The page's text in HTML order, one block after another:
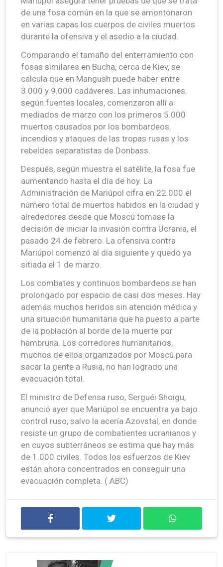
de una fosa común en la que se amontonaron
en varias capas los cuerpos de civiles muertos
durante la ofensiva y el asedio a la ciudad.
Comparando el tamaño del enterramiento con
fosas similares en Bucha, cerca de Kiev, se
calcula que en Mangush puede haber entre
3.000 y 9.000 cadáveres. Las inhumaciones,
según fuentes locales, comenzaron allí a
mediados de marzo con los primeros 5.000
muertos causados por los bombardeos,
incendios y ataques de las tropas rusas y los
rebeldes separatistas de Donbass.
Después, según muestra el satélite, la fosa fue
aumentando hasta el día de hoy. La
Administración de Mariúpol cifra en 22.000 el
número total de muertos habidos en la ciudad y
alrededores desde que Moscú tomase la
decisión de iniciar la invasión contra Ucrania, el
pasado 24 de febrero. La ofensiva contra
Mariúpol comenzó al día siguiente y quedó ya
sitiada el 1 de marzo.
Los combates y continuos bombardeos se han
prolongado por espacio de casi dos meses. Hay
además muchos heridos sin atención médica y
una situación humanitaria que ha puesto a parte
de la población al borde de la muerte por
hambruna. Los corredores humanitarios,
muchos de ellos organizados por Moscú para
sacar la gente a Rusia, no han logrado una
evacuación total.
El ministro de Defensa ruso, Serguéi Shoigu,
anunció ayer que Mariúpol se encuentra ya bajo
control ruso, salvo la acería Azovstal, en donde
resiste un grupo de combatientes ucranianos y
en cuyos subterráneos se estima que hay más
de 1.000 civiles. Todos los esfuerzos de Kiev
están ahora concentrados en conseguir una
evacuación completa. ( ABC)